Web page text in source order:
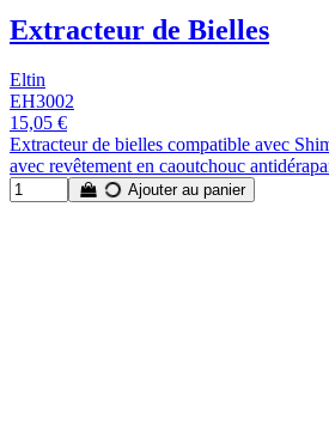
Extracteur de Bielles
Eltin
EH3002
15,05 €
Extracteur de bielles compatible avec
avec revêtement en caoutchouc
Ajouter au panier